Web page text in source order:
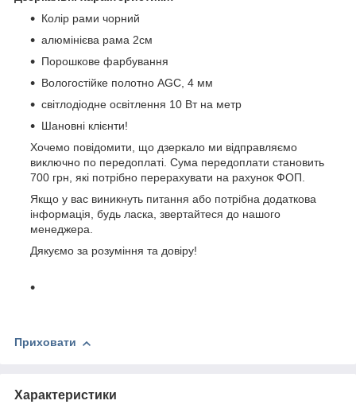
Колір рами чорний
алюмінієва рама 2см
Порошкове фарбування
Вологостійке полотно AGC, 4 мм
світлодіодне освітлення 10 Вт на метр
Шановні клієнти!
Хочемо повідомити, що дзеркало ми відправляємо
виключно по передоплаті. Сума передоплати становить
700 грн, які потрібно перерахувати на рахунок ФОП.
Якщо у вас виникнуть питання або потрібна додаткова
інформація, будь ласка, звертайтеся до нашого
менеджера.
Дякуємо за розуміння та довіру!
Приховати
Характеристики